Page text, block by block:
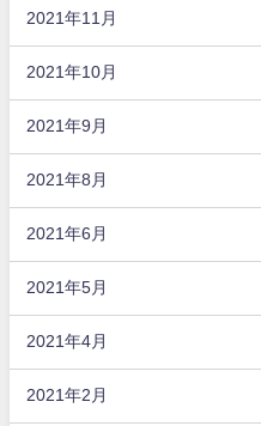
2021年11月
2021年10月
2021年9月
2021年8月
2021年6月
2021年5月
2021年4月
2021年2月